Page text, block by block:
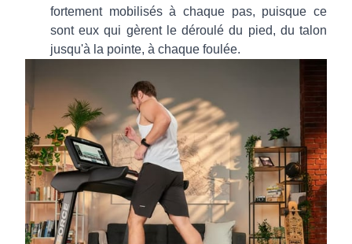
fortement mobilisés à chaque pas, puisque ce
sont eux qui gèrent le déroulé du pied, du talon
jusqu'à la pointe, à chaque foulée.